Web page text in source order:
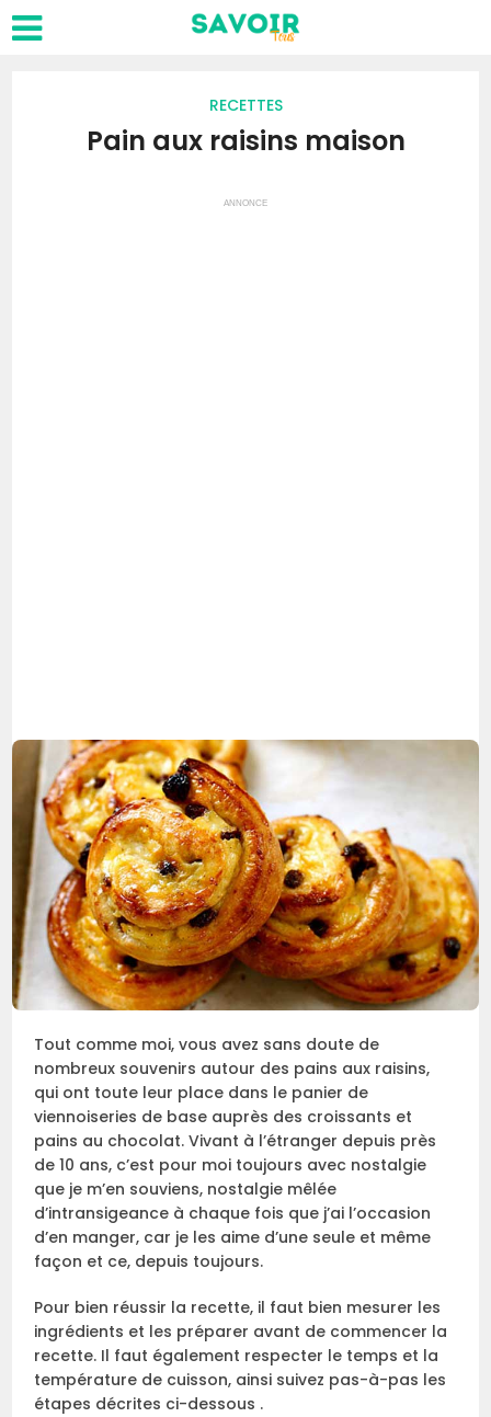
RECETTES
Pain aux raisins maison
ANNONCE
Tout comme moi, vous avez sans doute de
nombreux souvenirs autour des pains aux raisins,
qui ont toute leur place dans le panier de
viennoiseries de base auprès des croissants et
pains au chocolat. Vivant à l’étranger depuis près
de 10 ans, c’est pour moi toujours avec nostalgie
que je m’en souviens, nostalgie mêlée
d’intransigeance à chaque fois que j’ai l’occasion
d’en manger, car je les aime d’une seule et même
façon et ce, depuis toujours.
Pour bien réussir la recette, il faut bien mesurer les
ingrédients et les préparer avant de commencer la
recette. Il faut également respecter le temps et la
température de cuisson, ainsi suivez pas-à-pas les
étapes décrites ci-dessous .